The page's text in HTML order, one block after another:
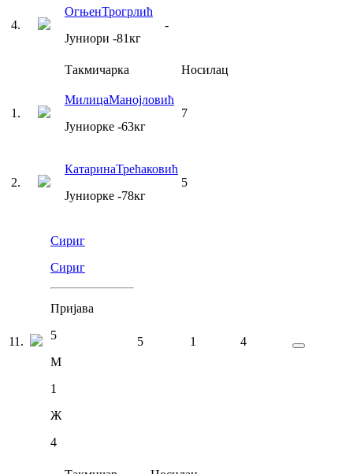
4.
ОгњенТрогрлић
Јуниори -81кг
-
Такмичарка Носилац
1 .
МилицаМанојловић
Јуниорке -63кг
7
2.
КатаринаТрећаковић
Јуниорке -78кг
5
11 .
Сириг
Сириг
Пријава
5
М
1
Ж
4
5 1 4